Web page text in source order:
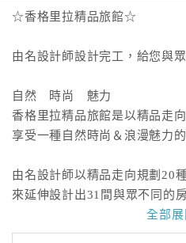
訂
HOT
特
色
民
球
☆香格里拉精品旅館☆
由名設計師設計完工，給您與
自然 時尚 魅力
香格里拉精品旅館是以精品走
享受一種自然時尚＆浪漫魅力
由名設計師以精品走向規劃20
來延伸設計出31間與眾不同的房
讓您每次蒞臨都有不同視覺與
全部展